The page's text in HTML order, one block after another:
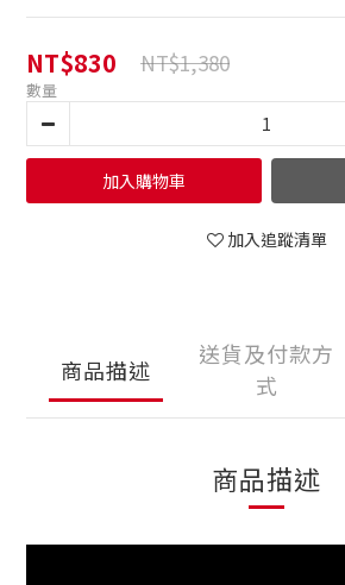
NT$830 NT$1,380
數量
加入購物車
加入追蹤清單
商品描述
送貨及付款方
式
商品描述